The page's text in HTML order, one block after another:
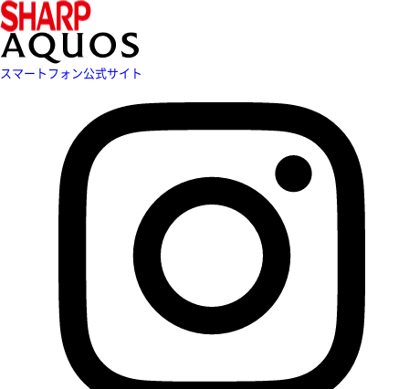
スマートフォン公式サイト